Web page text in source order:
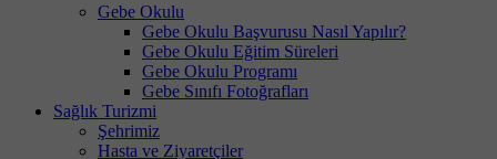
Gebe Okulu
Gebe Okulu Başvurusu Nasıl Yapılır?
Gebe Okulu Eğitim Süreleri
Gebe Okulu Programı
Gebe Sınıfı Fotoğrafları
Sağlık Turizmi
Şehrimiz
Hasta ve Ziyaretçiler